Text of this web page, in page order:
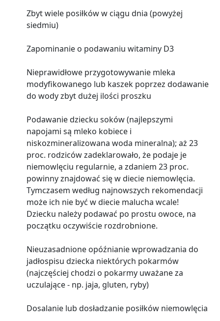
Zbyt wiele posiłków w ciągu dnia (powyżej
siedmiu)
Zapominanie o podawaniu witaminy D3
Nieprawidłowe przygotowywanie mleka
modyfikowanego lub kaszek poprzez dodawanie
do wody zbyt dużej ilości proszku
Podawanie dziecku soków (najlepszymi
napojami są mleko kobiece i
niskozmineralizowana woda mineralna); aż 23
proc. rodziców zadeklarowało, że podaje je
niemowlęciu regularnie, a zdaniem 23 proc.
powinny znajdować się w diecie niemowlęcia.
Tymczasem według najnowszych rekomendacji
może ich nie być w diecie malucha wcale!
Dziecku należy podawać po prostu owoce, na
początku oczywiście rozdrobnione.
Nieuzasadnione opóźnianie wprowadzania do
jadłospisu dziecka niektórych pokarmów
(najczęściej chodzi o pokarmy uważane za
uczulające - np. jaja, gluten, ryby)
Dosalanie lub dosładzanie posiłków niemowlęcia